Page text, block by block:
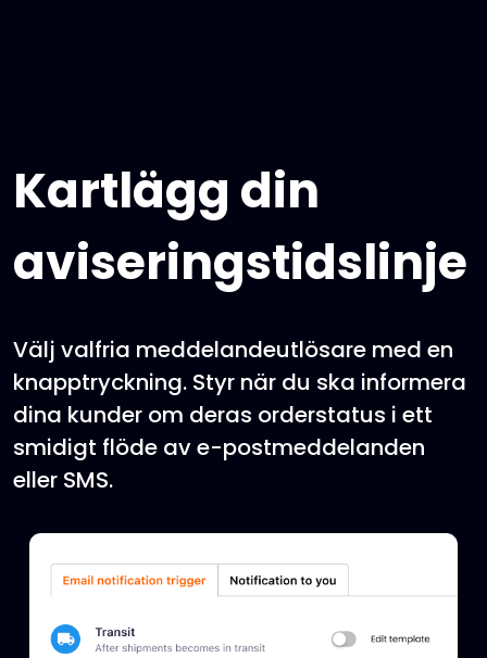
Kartlägg din
aviseringstidslinje
Välj valfria meddelandeutlösare med en
knapptryckning. Styr när du ska informera
dina kunder om deras orderstatus i ett
smidigt flöde av e-postmeddelanden
eller SMS.